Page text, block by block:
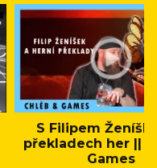
S Filipem
překladech her ||
Games